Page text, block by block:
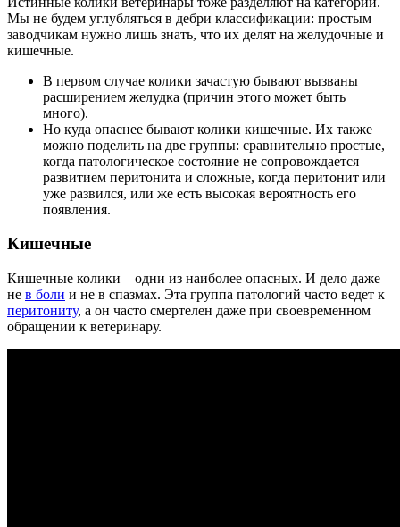
Мы не будем углубляться в дебри классификации: простым
заводчикам нужно лишь знать, что их делят на желудочные и
кишечные.
В первом случае колики зачастую бывают вызваны
расширением желудка (причин этого может быть
много).
Но куда опаснее бывают колики кишечные. Их также
можно поделить на две группы: сравнительно простые,
когда патологическое состояние не сопровождается
развитием перитонита и сложные, когда перитонит или
уже развился, или же есть высокая вероятность его
появления.
Кишечные
Кишечные колики – одни из наиболее опасных. И дело даже
не в боли и не в спазмах. Эта группа патологий часто ведет к
перитониту, а он часто смертелен даже при своевременном
обращении к ветеринару.